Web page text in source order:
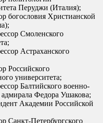
Перуджи (Италия);
богословия Христианской
Смоленского
Астраханского
Российского
университета;
Балтийского военно-
Федора Ушакова;
Академии Российской
Санкт-Петербургского